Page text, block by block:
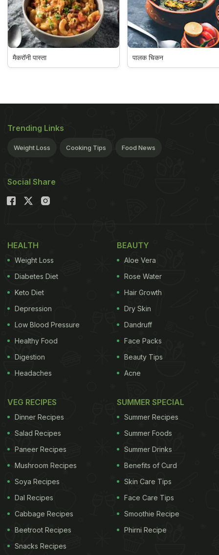
मैकरॉनी पास्ता पालक चिकन
Trending Links
Weight Loss Cooking Tips Food News
Social Share
HEALTH
Weight Loss
Diabetes Diet
Keto Diet
Depression
Low Blood Pressure
Healthy Food
Digestion
Headaches
BEAUTY
Aloe Vera
Rose Water
Hair Growth
Dry Skin
Dandruff
Face Packs
Beauty Tips
Acne
VEG RECIPES
Dinner Recipes
Salad Recipes
Paneer Recipes
Mushroom Recipes
Soya Recipes
Dal Recipes
Cabbage Recipes
Beetroot Recipes
Snacks Recipes
SUMMER SPECIAL
Summer Recipes
Summer Foods
Summer Drinks
Benefits of Curd
Skin Care Tips
Face Care Tips
Smoothie Recipe
Phirni Recipe